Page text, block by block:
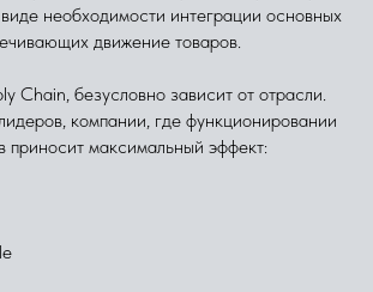
необходимости интеграции основных
движение товаров.
Chain, безусловно зависит от отрасли.
компании, где функционировании
приносит максимальный эффект: